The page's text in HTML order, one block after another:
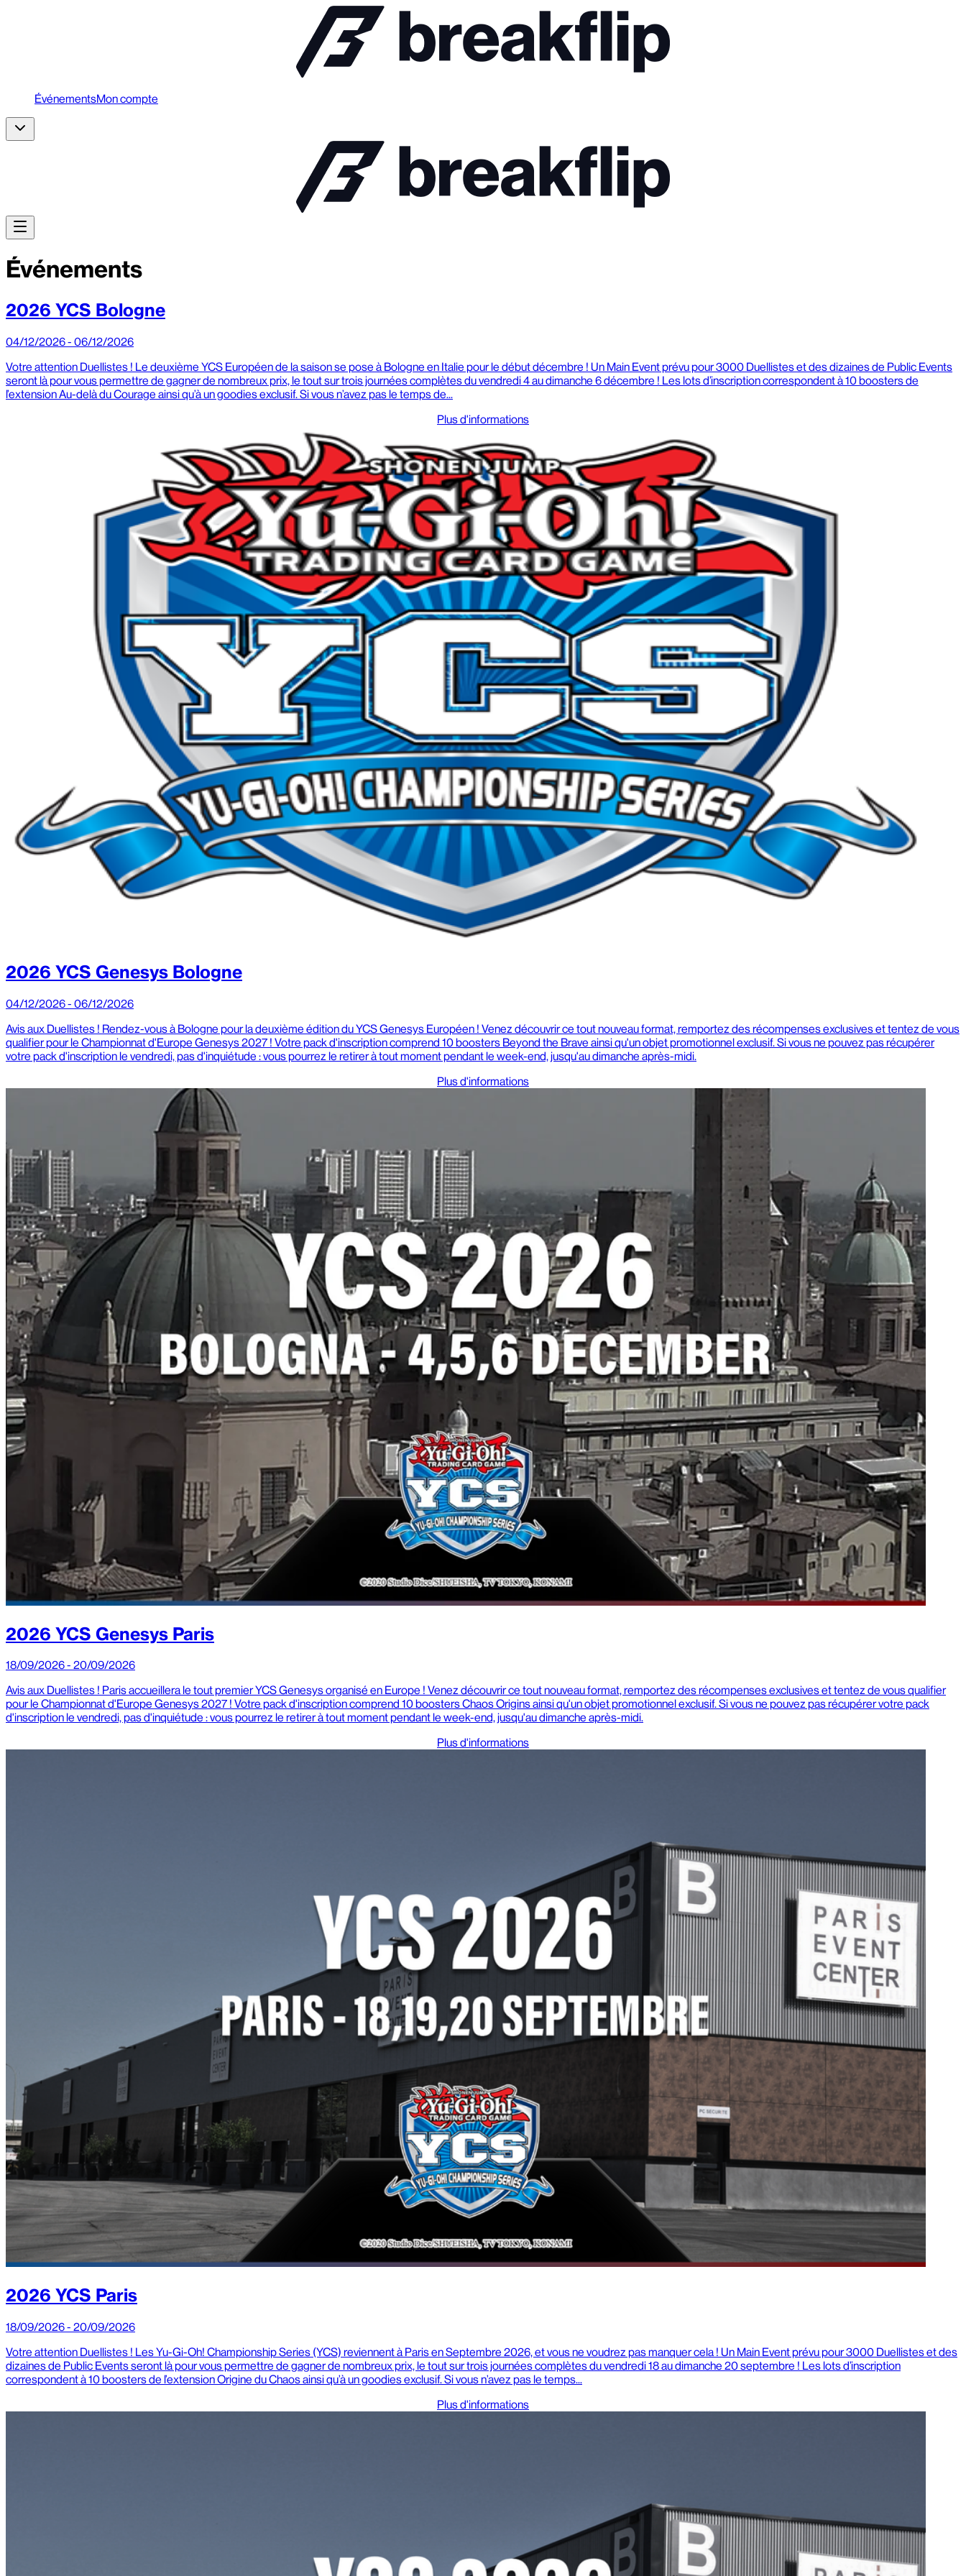
ÉvénementsMon compte
Événements
2026 YCS Bologne
04/12/2026 - 06/12/2026
Votre attention Duellistes ! Le deuxième YCS Européen de la saison se pose à Bologne en Italie pour le début décembre ! Un Main Event prévu pour 3000 Duellistes et des dizaines de Public Events
seront là pour vous permettre de gagner de nombreux prix, le tout sur trois journées complètes du vendredi 4 au dimanche 6 décembre ! Les lots d’inscription correspondent à 10 boosters de
l’extension Au-delà du Courage ainsi qu’à un goodies exclusif. Si vous n’avez pas le temps de...
Plus d'informations
2026 YCS Genesys Bologne
04/12/2026 - 06/12/2026
Avis aux Duellistes ! Rendez-vous à Bologne pour la deuxième édition du YCS Genesys Européen ! Venez découvrir ce tout nouveau format, remportez des récompenses exclusives et tentez de vous
qualifier pour le Championnat d'Europe Genesys 2027 ! Votre pack d'inscription comprend 10 boosters Beyond the Brave ainsi qu'un objet promotionnel exclusif. Si vous ne pouvez pas récupérer
votre pack d'inscription le vendredi, pas d'inquiétude : vous pourrez le retirer à tout moment pendant le week-end, jusqu'au dimanche après-midi.
Plus d'informations
2026 YCS Genesys Paris
18/09/2026 - 20/09/2026
Avis aux Duellistes ! Paris accueillera le tout premier YCS Genesys organisé en Europe ! Venez découvrir ce tout nouveau format, remportez des récompenses exclusives et tentez de vous qualifier
pour le Championnat d'Europe Genesys 2027 ! Votre pack d'inscription comprend 10 boosters Chaos Origins ainsi qu'un objet promotionnel exclusif. Si vous ne pouvez pas récupérer votre pack
d'inscription le vendredi, pas d'inquiétude : vous pourrez le retirer à tout moment pendant le week-end, jusqu'au dimanche après-midi.
Plus d'informations
2026 YCS Paris
18/09/2026 - 20/09/2026
Votre attention Duellistes ! Les Yu-Gi-Oh! Championship Series (YCS) reviennent à Paris en Septembre 2026, et vous ne voudrez pas manquer cela ! Un Main Event prévu pour 3000 Duellistes et des
dizaines de Public Events seront là pour vous permettre de gagner de nombreux prix, le tout sur trois journées complètes du vendredi 18 au dimanche 20 septembre ! Les lots d’inscription
correspondent à 10 boosters de l’extension Origine du Chaos ainsi qu’à un goodies exclusif. Si vous n’avez pas le temps...
Plus d'informations